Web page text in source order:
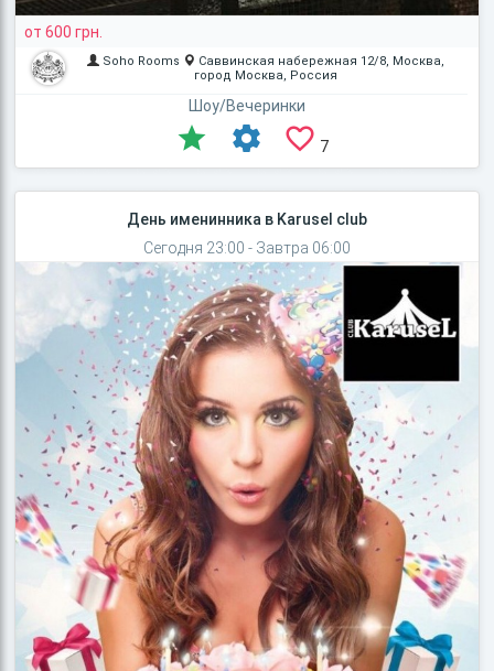
от 600 грн.
Soho Rooms
Саввинская набережная 12/8, Москва,
город Москва, Россия
Шоу/Вечеринки
7
День именинника в Karusel club
Сегодня 23:00 - Завтра 06:00